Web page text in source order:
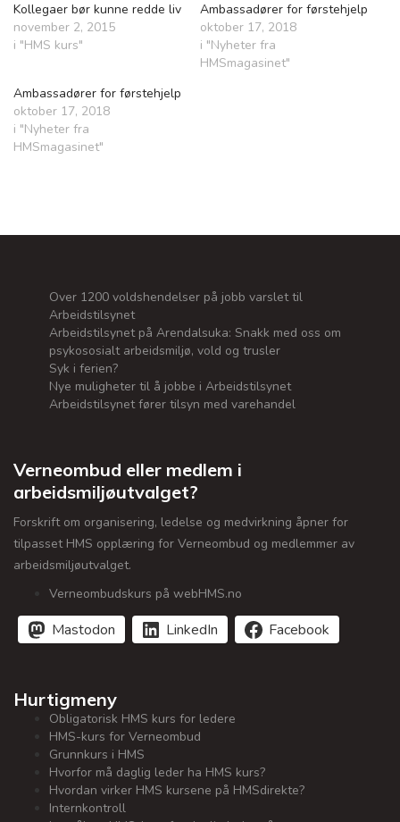
Kollegaer bør kunne redde liv
november 2, 2015
i "HMS kurs"
Ambassadører for førstehjelp
oktober 17, 2018
i "Nyheter fra
HMSmagasinet"
Ambassadører for førstehjelp
oktober 17, 2018
i "Nyheter fra
HMSmagasinet"
Over 1200 voldshendelser på jobb varslet til
Arbeidstilsynet
Arbeidstilsynet på Arendalsuka: Snakk med oss om
psykososialt arbeidsmiljø, vold og trusler
Syk i ferien?
Nye muligheter til å jobbe i Arbeidstilsynet
Arbeidstilsynet fører tilsyn med varehandel
Verneombud eller medlem i
arbeidsmiljøutvalget?
Forskrift om organisering, ledelse og medvirkning åpner for
tilpasset HMS opplæring for Verneombud og medlemmer av
arbeidsmiljøutvalget.
Verneombudskurs på webHMS.no
Mastodon LinkedIn Facebook
Hurtigmeny
Obligatorisk HMS kurs for ledere
HMS-kurs for Verneombud
Grunnkurs i HMS
Hvorfor må daglig leder ha HMS kurs?
Hvordan virker HMS kursene på HMSdirekte?
Internkontroll